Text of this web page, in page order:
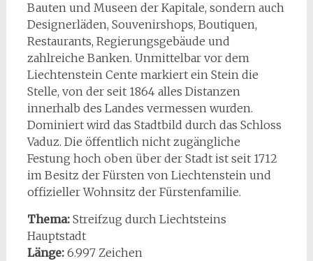
Bauten und Museen der Kapitale, sondern auch
Designerläden, Souvenirshops, Boutiquen,
Restaurants, Regierungsgebäude und
zahlreiche Banken. Unmittelbar vor dem
Liechtenstein Cente markiert ein Stein die
Stelle, von der seit 1864 alles Distanzen
innerhalb des Landes vermessen wurden.
Dominiert wird das Stadtbild durch das Schloss
Vaduz. Die öffentlich nicht zugängliche
Festung hoch oben über der Stadt ist seit 1712
im Besitz der Fürsten von Liechtenstein und
offizieller Wohnsitz der Fürstenfamilie.
Thema: Streifzug durch Liechtsteins
Hauptstadt
Länge: 6.997 Zeichen